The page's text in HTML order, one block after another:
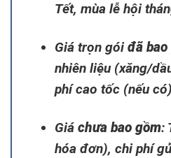
Tết, mùa lễ hội
Giá trọn góiđã bao
nhiên liệu (xăng/
phí cao tốc (nếu
Giá chưa bao gồm:
hóa đơn), chi phí